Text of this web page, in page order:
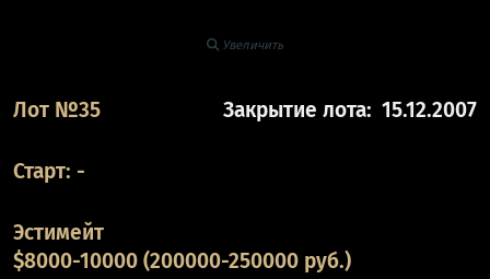
Увеличить
Лот №35 Закрытие лота: 15.12.2007
Старт: -
Эстимейт
$8000-10000 (200000-250000 руб.)